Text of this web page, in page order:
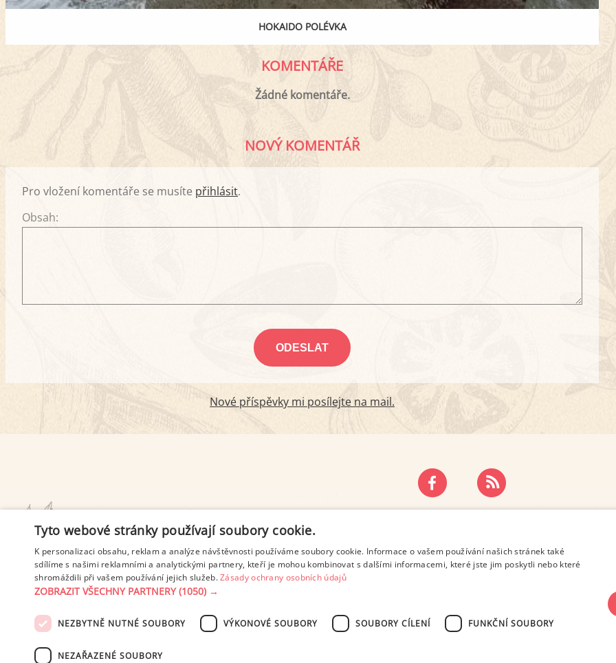
HOKAIDO POLÉVKA
KOMENTÁŘE
Žádné komentáře.
NOVÝ KOMENTÁŘ
Pro vložení komentáře se musíte přihlásit.
Obsah:
Nové příspěvky mi posílejte na mail.
PODMÍNKY UŽITÍ ZÁSADY OCHRANY OSOBNÍCH ÚDAJŮ
Tyto webové stránky používají soubory cookie.
K personalizaci obsahu, reklam a analýze návštěvnosti používáme soubory cookie. Informace o vašem používání našich stránek také
sdílíme s našimi reklamními a analytickými partnery, kteří je mohou kombinovat s dalšími informacemi, které jste jim poskytli nebo které
shromáždili při vašem používání jejich služeb.Zásady ochrany osobních údajů
ZOBRAZIT VŠECHNY PARTNERY(1050) →
NEZBYTNĚ NUTNÉ SOUBORY VÝKONOVÉ SOUBORY SOUBORY CÍLENÍ FUNKČNÍ SOUBORY
NEZAŘAZENÉ SOUBORY